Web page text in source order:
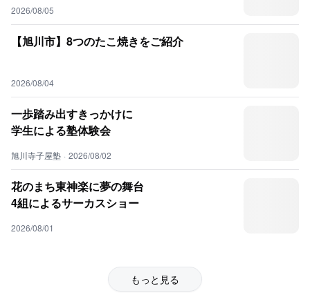
2026/08/05
【旭川市】8つのたこ焼きをご紹介
2026/08/04
一歩踏み出すきっかけに
学生による塾体験会
旭川寺子屋塾 · 2026/08/02
花のまち東神楽に夢の舞台
4組によるサーカスショー
2026/08/01
もっと見る